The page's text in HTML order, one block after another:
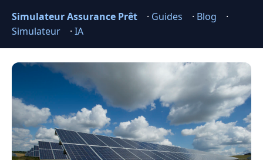
Simulateur Assurance Prêt · Guides · Blog
·
Simulateur
· IA